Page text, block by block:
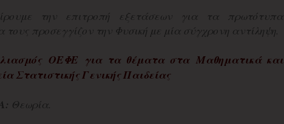
την επιτροπή εξετάσεων για τα πρωτότυπα
τους προσεγγίζον την Φυσική με μία σύγχρονη αντίληψη.
ΟΕΦΕ για τα θέματα στα Μαθηματικά και
Στατιστικής Γενικής Παιδείας
Θεωρία.